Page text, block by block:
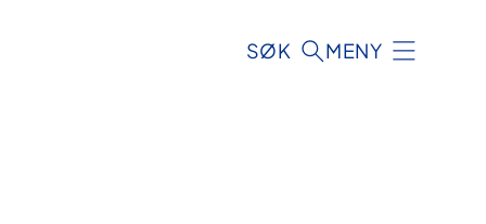
SØK MENY